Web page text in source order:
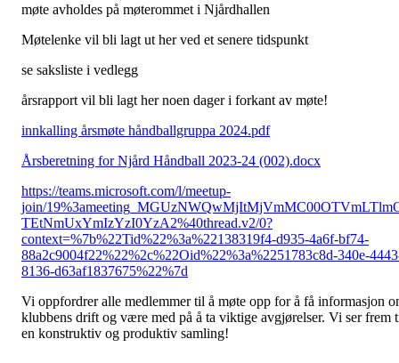
møte avholdes på møterommet i Njårdhallen
Møtelenke vil bli lagt ut her ved et senere tidspunkt
se saksliste i vedlegg
årsrapport vil bli lagt her noen dager i forkant av møte!
innkalling årsmøte håndballgruppa 2024.pdf
Årsberetning for Njård Håndball 2023-24 (002).docx
https://teams.microsoft.com/l/meetup-
join/
TEtNmUxYmIzYzI0YzA2%40thread.v2/0?
context=%7b%22Tid%22%3a%22138319f4-d935-4a6f-bf74-
88a2c9004f22%22%2c%22Oid%22%3a%2251783c8d-340e-
8136-d63af1837675%22%7d
Vi oppfordrer alle medlemmer til å møte opp for å få informasjon
klubbens drift og være med på å ta viktige avgjørelser. Vi ser frem
en konstruktiv og produktiv samling!